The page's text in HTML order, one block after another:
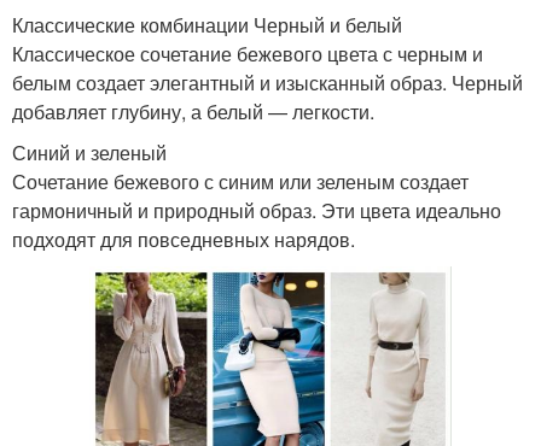
Классические комбинации Черный и белый
Классическое сочетание бежевого цвета с черным и
белым создает элегантный и изысканный образ. Черный
добавляет глубину, а белый — легкости.
Синий и зеленый
Сочетание бежевого с синим или зеленым создает
гармоничный и природный образ. Эти цвета идеально
подходят для повседневных нарядов.